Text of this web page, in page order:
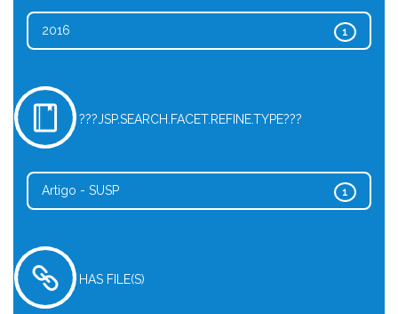
1
2016
???JSP.SEARCH.FACET.REFINE.TYPE???
1
Artigo - SUSP
HAS FILE(S)